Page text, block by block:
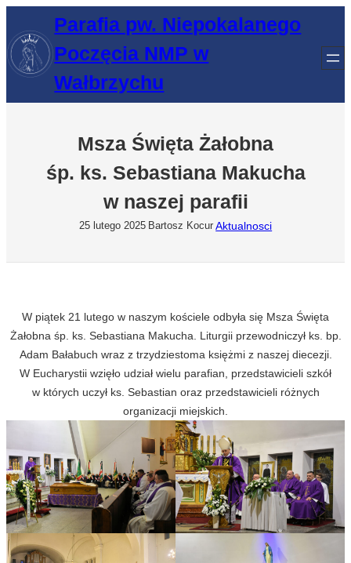
treści
Parafia pw. Niepokalanego
Poczęcia NMP w
Wałbrzychu
Msza Święta Żałobna
śp. ks. Sebastiana Makucha
w naszej parafii
25 lutego 2025 Bartosz Kocur Aktualnosci
W piątek 21 lutego w naszym kościele odbyła się Msza Święta
Żałobna śp. ks. Sebastiana Makucha. Liturgii przewodniczył ks. bp.
Adam Bałabuch wraz z trzydziestoma księżmi z naszej diecezji.
W Eucharystii wzięło udział wielu parafian, przedstawicieli szkół
w których uczył ks. Sebastian oraz przedstawicieli różnych
organizacji miejskich.